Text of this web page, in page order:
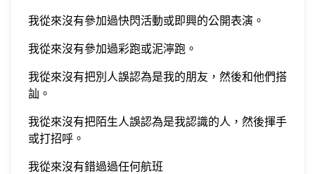
我從來沒有參加過快閃活動或即興的公開表演。
我從來沒有參加過彩跑或泥濘跑。
我從來沒有把別人誤認為是我的朋友，然後和他們搭
訕。
我從來沒有把陌生人誤認為是我認識的人，然後揮手
或打招呼。
我從來沒有錯過過任何航班